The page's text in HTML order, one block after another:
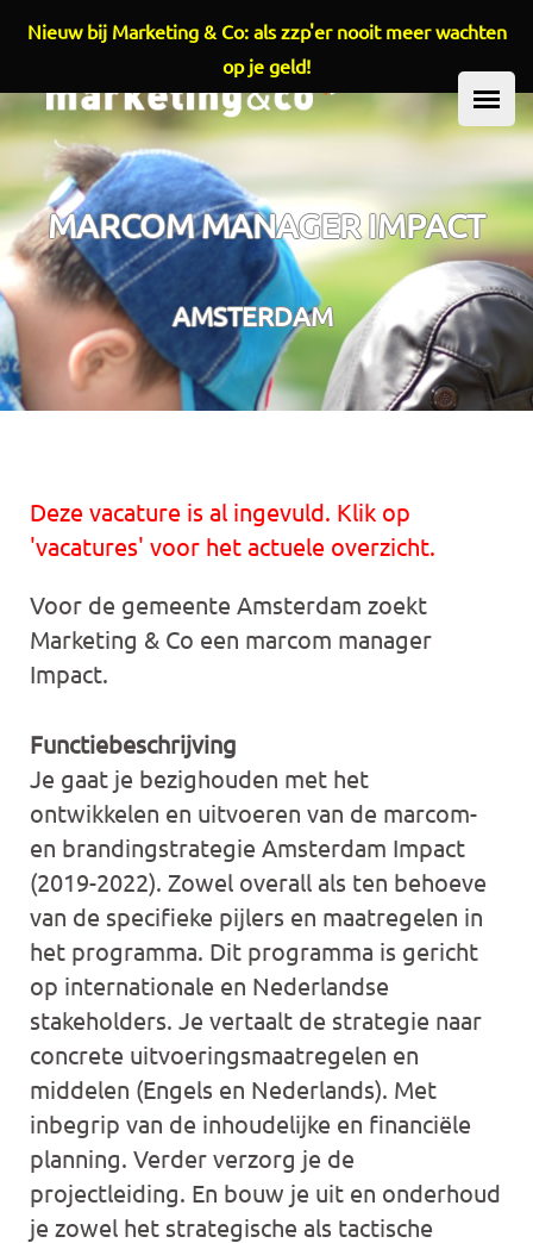
Overslaan en naar de inhoud gaan
HOOFDMENU
MARCOM MANAGER IMPACT
AMSTERDAM
Deze vacature is al ingevuld. Klik op
'vacatures' voor het actuele overzicht.
Voor de gemeente Amsterdam zoekt
Marketing & Co een marcom manager
Impact.
Functiebeschrijving
Je gaat je bezighouden met het
ontwikkelen en uitvoeren van de marcom-
en brandingstrategie Amsterdam Impact
(2019-2022). Zowel overall als ten behoeve
van de specifieke pijlers en maatregelen in
het programma. Dit programma is gericht
op internationale en Nederlandse
stakeholders. Je vertaalt de strategie naar
concrete uitvoeringsmaatregelen en
middelen (Engels en Nederlands). Met
inbegrip van de inhoudelijke en financiële
planning. Verder verzorg je de
projectleiding. En bouw je uit en onderhoud
je zowel het strategische als tactische
Nieuw bij Marketing & Co: als zzp'er nooit meer wachten
op je geld!